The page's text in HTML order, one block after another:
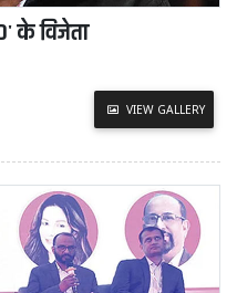
के विजेता
VIEW GALLERY